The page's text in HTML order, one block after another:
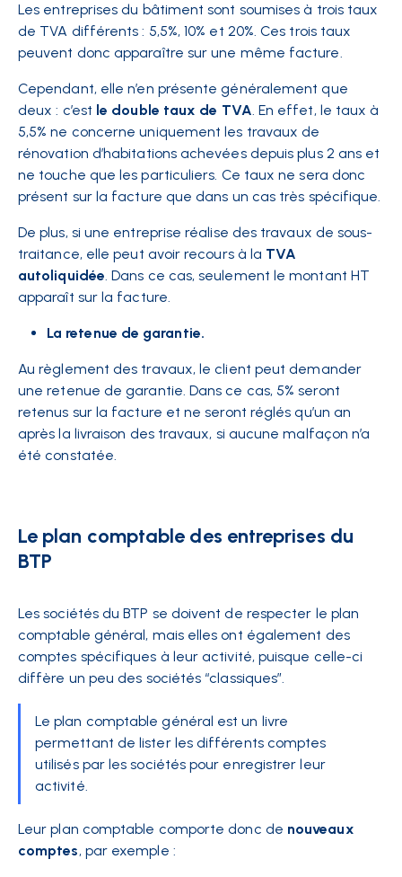
Les entreprises du bâtiment sont soumises à trois taux
de TVA différents : 5,5%, 10% et 20%. Ces trois taux
peuvent donc apparaître sur une même facture.
Cependant, elle n’en présente généralement que
deux : c’est le double taux de TVA. En effet, le taux à
5,5% ne concerne uniquement les travaux de
rénovation d’habitations achevées depuis plus 2 ans et
ne touche que les particuliers. Ce taux ne sera donc
présent sur la facture que dans un cas très spécifique.
De plus, si une entreprise réalise des travaux de sous-
traitance, elle peut avoir recours à la TVA
autoliquidée. Dans ce cas, seulement le montant HT
apparaît sur la facture.
La retenue de garantie.
Au règlement des travaux, le client peut demander
une retenue de garantie. Dans ce cas, 5% seront
retenus sur la facture et ne seront réglés qu’un an
après la livraison des travaux, si aucune malfaçon n’a
été constatée.
Le plan comptable des entreprises du
BTP
Les sociétés du BTP se doivent de respecter le plan
comptable général, mais elles ont également des
comptes spécifiques à leur activité, puisque celle-ci
diffère un peu des sociétés “classiques”.
Le plan comptable général est un livre
permettant de lister les différents comptes
utilisés par les sociétés pour enregistrer leur
activité.
Leur plan comptable comporte donc de nouveaux
comptes, par exemple :